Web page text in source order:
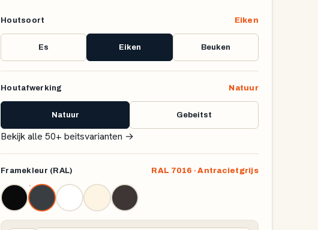
Houtsoort Eiken
Es Eiken Beuken
Houtafwerking Natuur
Natuur Gebeitst
Bekijk alle 50+ beitsvarianten →
Framekleur (RAL) RAL 7016 · Antracietgrijs